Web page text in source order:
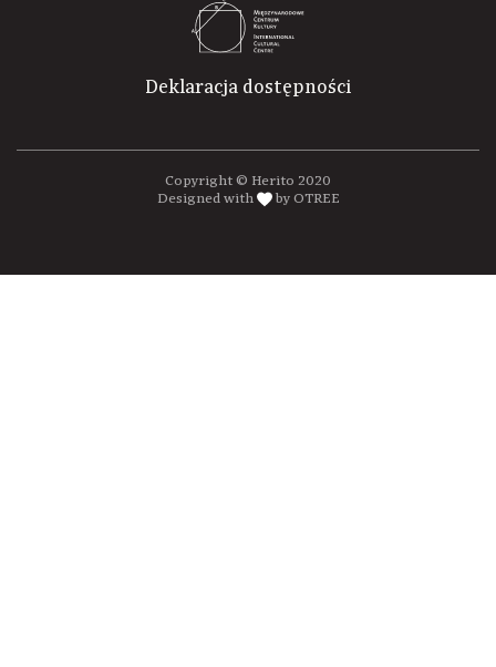
Deklaracja dostępności
Copyright © Herito 2020
Designed with
by OTREE